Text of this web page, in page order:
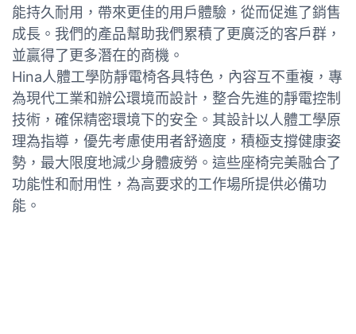
能持久耐用，帶來更佳的用戶體驗，從而促進了銷售
成長。我們的產品幫助我們累積了更廣泛的客戶群，
並贏得了更多潛在的商機。
Hina人體工學防靜電椅各具特色，內容互不重複，專
為現代工業和辦公環境而設計，整合先進的靜電控制
技術，確保精密環境下的安全。其設計以人體工學原
理為指導，優先考慮使用者舒適度，積極支撐健康姿
勢，最大限度地減少身體疲勞。這些座椅完美融合了
功能性和耐用性，為高要求的工作場所提供必備功
能。